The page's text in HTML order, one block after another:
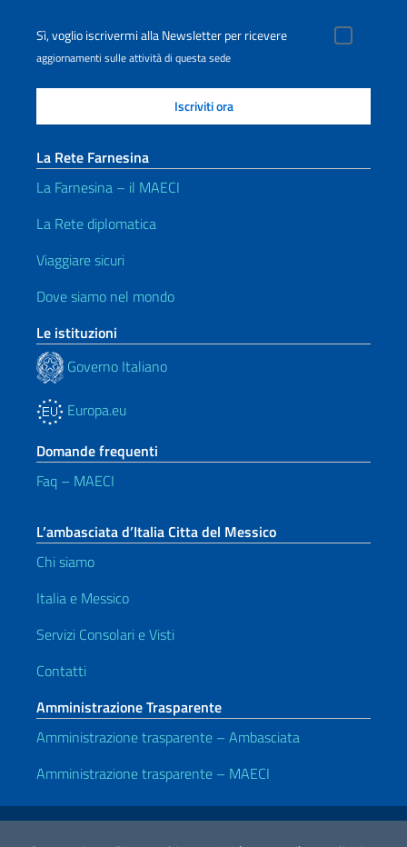
Sì, voglio iscrivermi alla Newsletter per ricevere
aggiornamenti sulle attività di questa sede
La Rete Farnesina
La Farnesina – il MAECI
La Rete diplomatica
Viaggiare sicuri
Dove siamo nel mondo
Le istituzioni
Governo Italiano
Europa.eu
Domande frequenti
Faq – MAECI
L’ambasciata d’Italia Citta del Messico
Chi siamo
Italia e Messico
Servizi Consolari e Visti
Contatti
Amministrazione Trasparente
Amministrazione trasparente – Ambasciata
Amministrazione trasparente – MAECI
Link Utili